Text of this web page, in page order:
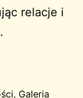
relacje i
, Galeria